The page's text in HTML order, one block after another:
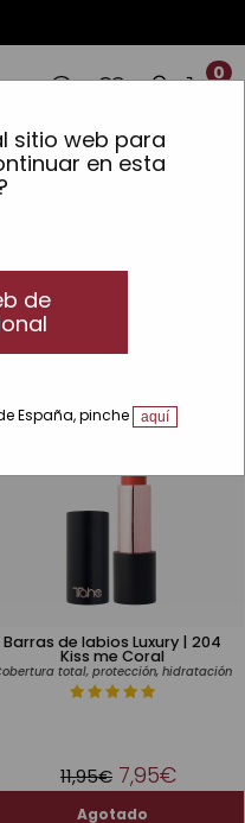
sitio web para
en esta
de
España, pinche aquí
0
REALIZADOS
color
de maquillaje para
Barras de labios Luxury | 204
Kiss me Coral
total, protección, hidratación
-33 %
11,95€ 7,95€